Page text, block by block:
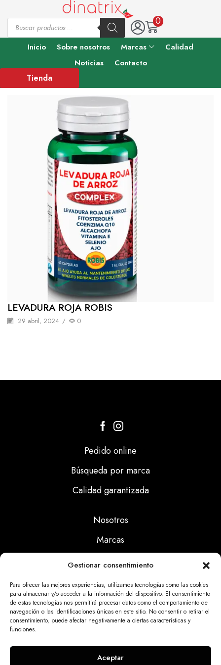
Gestionar consentimiento
Para ofrecer las mejores experiencias, utilizamos tecnologías como las cookies
para almacenar y/o acceder a la información del dispositivo. El consentimiento
de estas tecnologías nos permitirá procesar datos como el comportamiento de
navegación o las identificaciones únicas en este sitio. No consentir o retirar el
consentimiento, puede afectar negativamente a ciertas características y
funciones.
Aceptar
0
Inicio Sobre nosotros Marcas
Calidad
Noticias
Contacto
Tienda
LEVADURA ROJA ROBIS
29 abril, 2024 / 0
Pedido online
Búsqueda por marca
Calidad garantizada
Nosotros
Marcas
Noticias
Aviso Legal
Politicas Cookies